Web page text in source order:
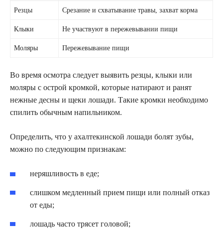
Резцы Срезание и схватывание травы, захват корма
Клыки Не участвуют в пережевывании пищи
Моляры Пережевывание пищи
Во время осмотра следует выявить резцы, клыки или
моляры с острой кромкой, которые натирают и ранят
нежные десны и щеки лошади. Такие кромки необходимо
спилить обычным напильником.
Определить, что у ахалтекинской лошади болят зубы,
можно по следующим признакам:
неряшливость в еде;
слишком медленный прием пищи или полный отказ
от еды;
лошадь часто трясет головой;